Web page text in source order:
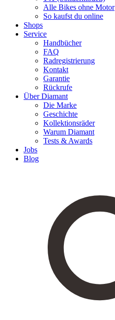
Alle Bikes ohne Motor
So kaufst du online
Shops
Service
Handbücher
FAQ
Radregistrierung
Kontakt
Garantie
Rückrufe
Über Diamant
Die Marke
Geschichte
Kollektionsräder
Warum Diamant
Tests & Awards
Jobs
Blog